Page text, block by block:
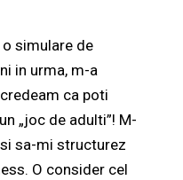
o simulare de
in urma, m-a
ca poti
„joc de adulti”! M-
sa-mi structurez
O consider cel